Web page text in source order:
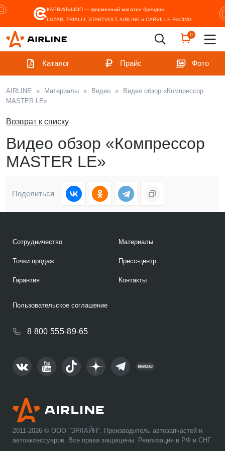
КАРВИЛЬШОП — фирменный магазин брендов
LUZAR, TRIALLI, STARTVOLT, AIRLINE и CARVILLE RACING
0
Каталог Прайс Фото
AIRLINE » Материалы » Видео »
Видео обзор «Компрессор
MASTER LE»
Возврат к списку
Видео обзор «Компрессор
MASTER LE»
Поделиться
2011-2026 © ООО "ЭРЛАЙН". Производитель автозапчастей и
автоаксессуаров. Все права защищены. Реализация в РФ и СНГ.
Сотрудничество
Точки продаж
Гарантия
Материалы
Пресс-центр
Контакты
8 800 555-89-65
Пользовательское соглашение